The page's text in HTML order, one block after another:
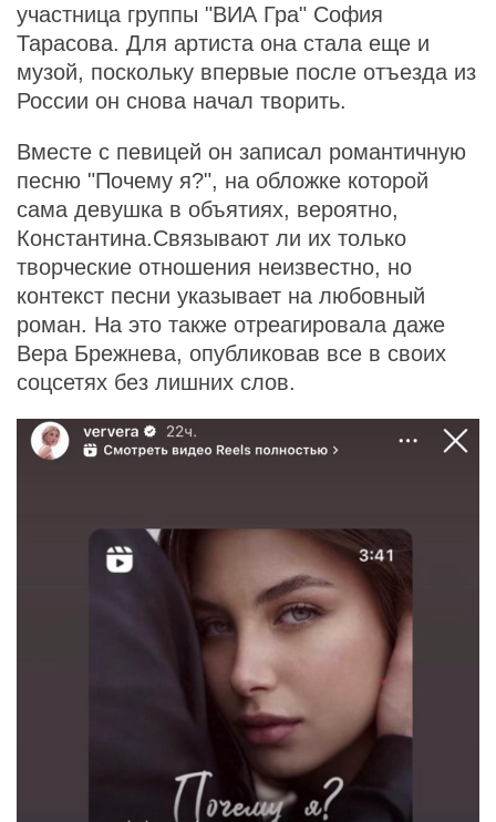
участница группы "ВИА Гра" София
Тарасова. Для артиста она стала еще и
музой, поскольку впервые после отъезда из
России он снова начал творить.
Вместе с певицей он записал романтичную
песню "Почему я?", на обложке которой
сама девушка в объятиях, вероятно,
Константина.Связывают ли их только
творческие отношения неизвестно, но
контекст песни указывает на любовный
роман. На это также отреагировала даже
Вера Брежнева, опубликовав все в своих
соцсетях без лишних слов.